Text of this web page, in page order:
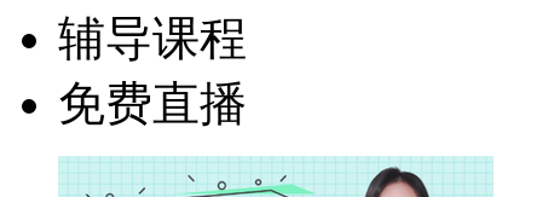
辅导课程
免费直播